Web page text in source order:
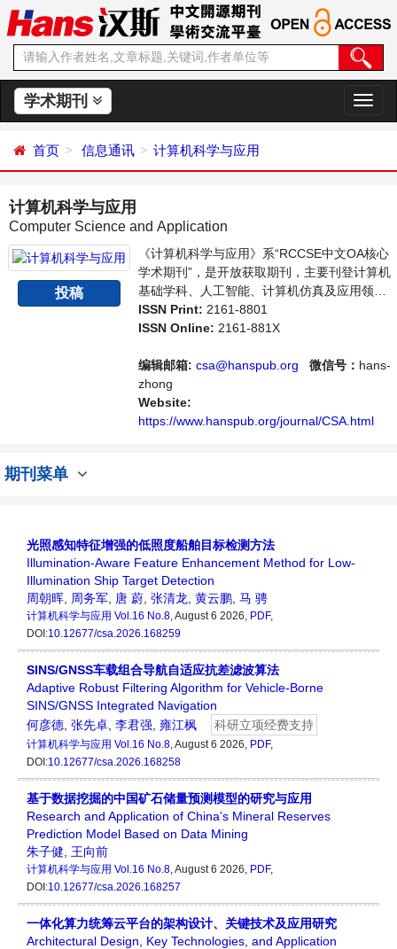
学术期刊
切
换
首页 信息通讯 计算机科学与应用
计算机科学与应用
Computer Science and Application
投稿
《计算机科学与应用》系“RCCSE中文OA核心
学术期刊”，是开放获取期刊，主要刊登计算机
基础学科、人工智能、计算机仿真及应用领域
内最新技术及成果展示的相关论文。本刊支持
思想创新、学术创新，倡导科学，繁荣学术，
的科学家、学者、科研人员提供一个传播、分
享和讨论计算机科学领域内不同方向问题与发
展的交流平台。
ISSN Print: 2161-8801
ISSN Online: 2161-881X
编辑邮箱: csa@hanspub.org 微信号： hans-
zhong
Website:
https://www.hanspub.org/journal/CSA.html
期刊菜单
光照感知特征增强的低照度船舶目标检测方法
Illumination-Aware Feature Enhancement Method for Low-
Illumination Ship Target Detection
周朝晖
周务军 唐 蔚 张清龙 黄云鹏 马 骋
计算机科学与应用 Vol.16 No.8, August 6 2026, PDF,
DOI:10.12677/csa.2026.168259
SINS/GNSS车载组合导航自适应抗差滤波算法
Adaptive Robust Filtering Algorithm for Vehicle-Borne
SINS/GNSS Integrated Navigation
何彦德 张先卓 李君强 雍江枫 科研立项经费支持
计算机科学与应用 Vol.16 No.8, August 6 2026, PDF,
DOI:10.12677/csa.2026.168258
基于数据挖掘的中国矿石储量预测模型的研究与应用
Research and Application of China’s Mineral Reserves
Prediction Model Based on Data Mining
朱子健
王向前
计算机科学与应用 Vol.16 No.8, August 6 2026, PDF,
DOI:10.12677/csa.2026.168257
一体化算力统筹云平台的架构设计、关键技术及应用研究
Architectural Design, Key Technologies, and Application